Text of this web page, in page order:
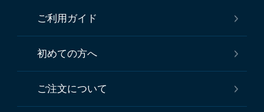
ご利用ガイド
初めての方へ
ご注文について